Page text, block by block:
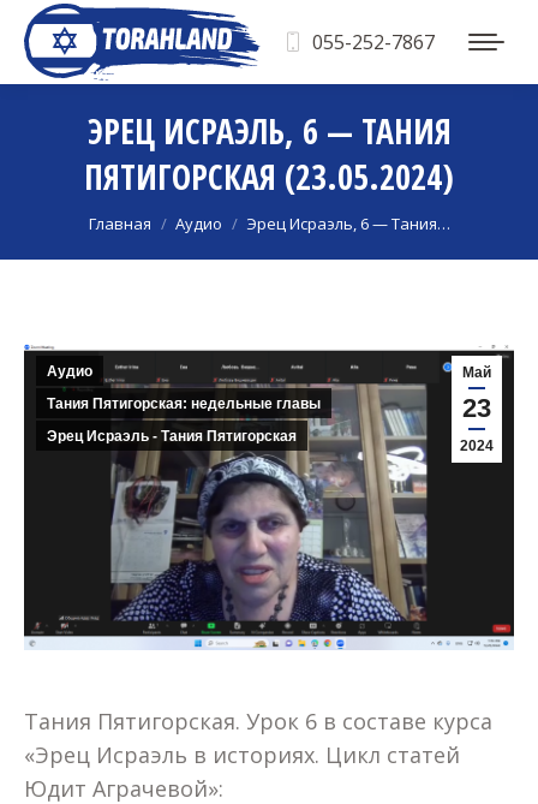
055-252-7867
ЭРЕЦ ИСРАЭЛЬ, 6 — ТАНИЯ
ПЯТИГОРСКАЯ (23.05.2024)
Вы здесь:
Главная Аудио Эрец Исраэль, 6 — Тания…
Май
23
2024
Аудио
Тания Пятигорская: недельные главы
Эрец Исраэль - Тания Пятигорская
Тания Пятигорская. Урок 6 в составе курса
«Эрец Исраэль в историях. Цикл статей
Юдит Аграчевой»: